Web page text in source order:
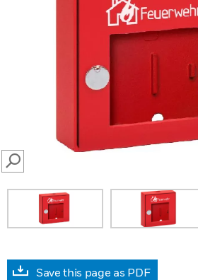
SEARCH
Save this page as PDF